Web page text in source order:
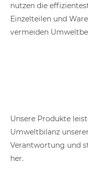
nutzen die
Einzelteilen und
vermeiden
Unsere Produkte
Umweltbilanz
Verantwortung und
her.